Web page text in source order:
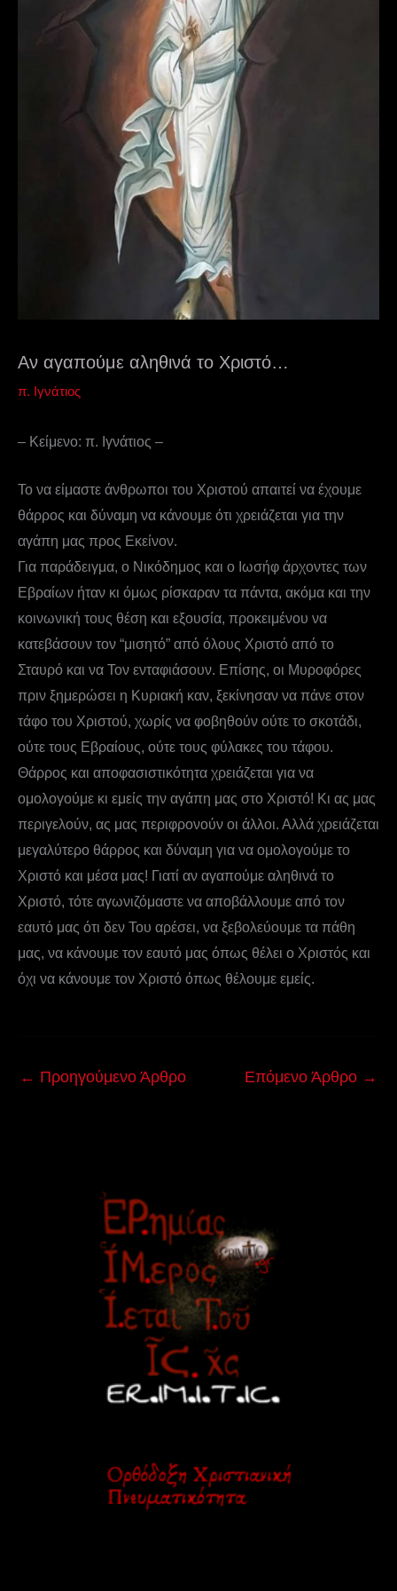
Αν αγαπούμε αληθινά το Χριστό…
π. Ιγνάτιος
– Κείμενο: π. Ιγνάτιος –
Το να είμαστε άνθρωποι του Χριστού απαιτεί να έχουμε
θάρρος και δύναμη να κάνουμε ότι χρειάζεται για την
αγάπη μας προς Εκείνον.
Για παράδειγμα, ο Νικόδημος και ο Ιωσήφ άρχοντες των
Εβραίων ήταν κι όμως ρίσκαραν τα πάντα, ακόμα και την
κοινωνική τους θέση και εξουσία, προκειμένου να
κατεβάσουν τον “μισητό” από όλους Χριστό από το
Σταυρό και να Τον ενταφιάσουν. Επίσης, οι Μυροφόρες
πριν ξημερώσει η Κυριακή καν, ξεκίνησαν να πάνε στον
τάφο του Χριστού, χωρίς να φοβηθούν ούτε το σκοτάδι,
ούτε τους Εβραίους, ούτε τους φύλακες του τάφου.
Θάρρος και αποφασιστικότητα χρειάζεται για να
ομολογούμε κι εμείς την αγάπη μας στο Χριστό! Κι ας μας
περιγελούν, ας μας περιφρονούν οι άλλοι. Αλλά χρειάζεται
μεγαλύτερο θάρρος και δύναμη για να ομολογούμε το
Χριστό και μέσα μας! Γιατί αν αγαπούμε αληθινά το
Χριστό, τότε αγωνιζόμαστε να αποβάλλουμε από τον
εαυτό μας ότι δεν Του αρέσει, να ξεβολεύουμε τα πάθη
μας, να κάνουμε τον εαυτό μας όπως θέλει ο Χριστός και
όχι να κάνουμε τον Χριστό όπως θέλουμε εμείς.
← Προηγούμενο Άρθρο Επόμενο Άρθρο →